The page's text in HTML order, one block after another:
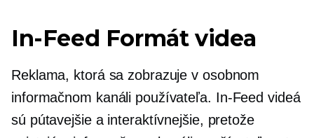
In-Feed Formát videa
Reklama, ktorá sa zobrazuje v osobnom
informačnom kanáli používateľa. In-Feed videá
sú pútavejšie a interaktívnejšie, pretože